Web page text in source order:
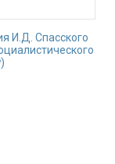
И.Д. Спасского